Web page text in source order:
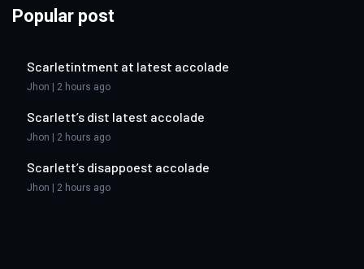
Popular post
Scarletintment at latest accolade
Jhon | 2 hours ago
Scarlett’s dist latest accolade
Jhon | 2 hours ago
Scarlett’s disappoest accolade
Jhon | 2 hours ago